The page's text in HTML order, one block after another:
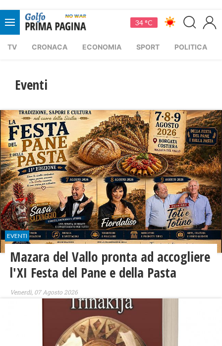
34 °C
TV CRONACA ECONOMIA SPORT POLITICA
Eventi
EVENTI
Mazara del Vallo pronta ad accogliere
l'XI Festa del Pane e della Pasta
Venerdì, 07 Agosto 2026